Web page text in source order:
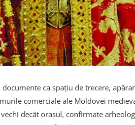
ca spațiu de trecere,
comerciale ale Moldovei
decât orașul, confirmate